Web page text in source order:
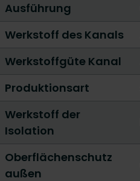
Ausführung
Werkstoff des Kanals
Werkstoffgüte Kanal
Produktionsart
Werkstoff der
Isolation
Oberflächenschutz
außen